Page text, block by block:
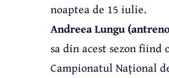
noaptea de 15 iulie.
Andreea Lungu
sa din acest sezon
Campionatul Național